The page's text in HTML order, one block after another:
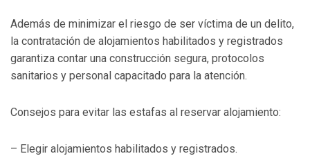
Además de minimizar el riesgo de ser víctima de un delito,
la contratación de alojamientos habilitados y registrados
garantiza contar una construcción segura, protocolos
sanitarios y personal capacitado para la atención.
Consejos para evitar las estafas al reservar alojamiento:
– Elegir alojamientos habilitados y registrados.